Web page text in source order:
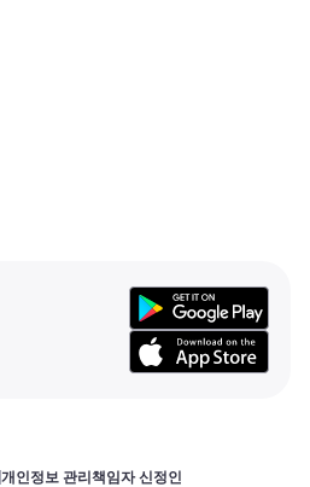
개인정보 관리책임자 신정인